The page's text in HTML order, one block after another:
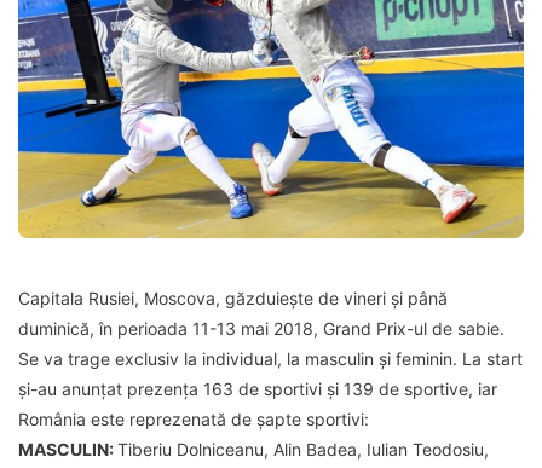
Capitala Rusiei, Moscova, găzduiește de vineri și până
duminică, în perioada 11-13 mai 2018, Grand Prix-ul de sabie.
Se va trage exclusiv la individual, la masculin și feminin. La start
și-au anunțat prezența 163 de sportivi și 139 de sportive, iar
România este reprezenată de șapte sportivi:
MASCULIN:Tiberiu Dolniceanu, Alin Badea, Iulian Teodosiu,